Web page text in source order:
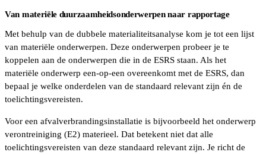
Van materiële duurzaamheidsonderwerpen naar rapportage
Met behulp van de dubbele materialiteitsanalyse kom je tot een lijst
van materiële onderwerpen. Deze onderwerpen probeer je te
koppelen aan de onderwerpen die in de ESRS staan. Als het
materiële onderwerp een-op-een overeenkomt met de ESRS, dan
bepaal je welke onderdelen van de standaard relevant zijn én de
toelichtingsvereisten.
Voor een afvalverbrandingsinstallatie is bijvoorbeeld het onderwerp
verontreiniging (E2) materieel. Dat betekent niet dat alle
toelichtingsvereisten van deze standaard relevant zijn. Je richt de